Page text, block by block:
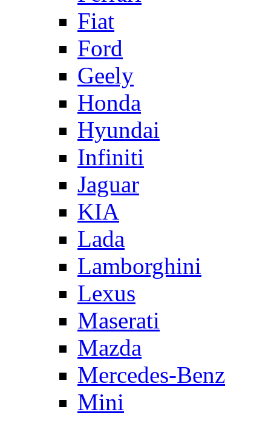
Fiat
Ford
Geely
Honda
Hyundai
Infiniti
Jaguar
KIA
Lada
Lamborghini
Lexus
Maserati
Mazda
Mercedes-Benz
Mini